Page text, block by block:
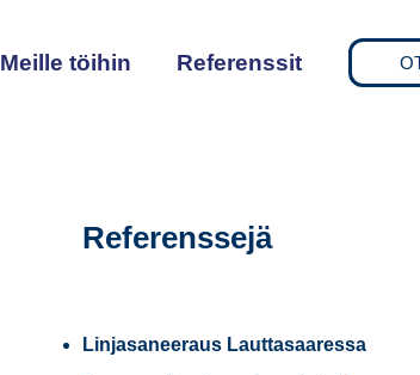
Meille töihin Referenssit
Referenssejä
Linjasaneeraus Lauttasaaressa